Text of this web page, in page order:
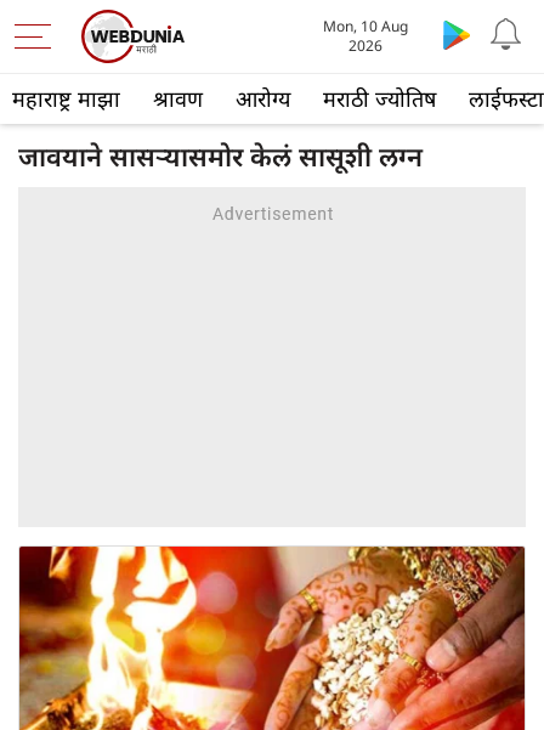
महाराष्ट्र माझा श्रावण आरोग्य मराठी ज्योतिष
Mon, 10 Aug
2026
जावयाने सासऱ्यासमोर केलं सासूशी लग्न